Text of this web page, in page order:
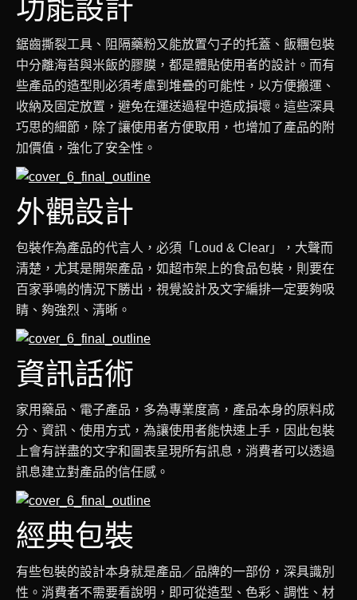
功能設計
鋸齒撕裂工具、阻隔藥粉又能放置勺子的托蓋、飯糰包裝
中分離海苔與米飯的膠膜，都是體貼使用者的設計。而有
些產品的造型則必須考慮到堆疊的可能性，以方便搬運、
收納及固定放置，避免在運送過程中造成損壞。這些深具
巧思的細節，除了讓使用者方便取用，也增加了產品的附
加價值，強化了安全性。
外觀設計
包裝作為產品的代言人，必須「Loud & Clear」，大聲而
清楚，尤其是開架產品，如超市架上的食品包裝，則要在
百家爭鳴的情況下勝出，視覺設計及文字編排一定要夠吸
睛、夠強烈、清晰。
資訊話術
家用藥品、電子產品，多為專業度高，產品本身的原料成
分、資訊、使用方式，為讓使用者能快速上手，因此包裝
上會有詳盡的文字和圖表呈現所有訊息，消費者可以透過
訊息建立對產品的信任感。
經典包裝
有些包裝的設計本身就是產品／品牌的一部份，深具識別
性。消費者不需要看說明，即可從造型、色彩、調性、材